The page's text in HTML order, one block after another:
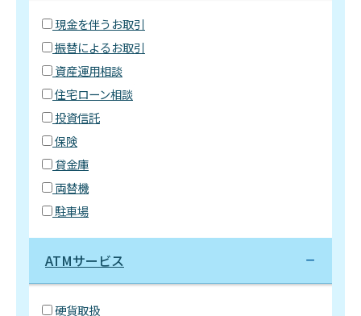
現金を伴うお取引
振替によるお取引
資産運用相談
住宅ローン相談
投資信託
保険
貸金庫
両替機
駐車場
ATMサービス
硬貨取扱